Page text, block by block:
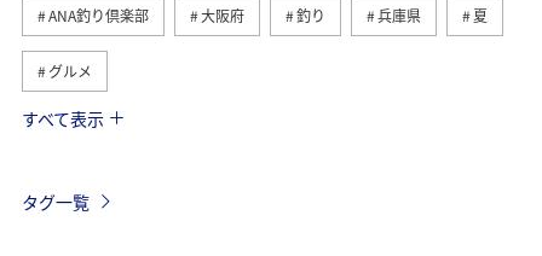
ANA釣り倶楽部 大阪府 釣り 兵庫県 夏
グルメ
京都府
すべて表示
タグ一覧